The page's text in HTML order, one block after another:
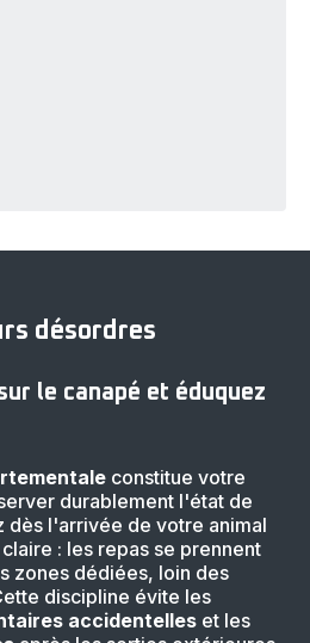
désordres
le canapé et éduquez
constitue votre
durablement l'état de
dès l'arrivée de votre animal
: les repas se prennent
zones dédiées, loin des
discipline évite les
accidentelles et les